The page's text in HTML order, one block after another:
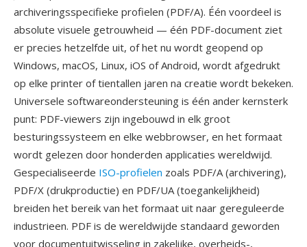
archiveringsspecifieke profielen (PDF/A). Één voordeel is
absolute visuele getrouwheid — één PDF-document ziet
er precies hetzelfde uit, of het nu wordt geopend op
Windows, macOS, Linux, iOS of Android, wordt afgedrukt
op elke printer of tientallen jaren na creatie wordt bekeken.
Universele softwareondersteuning is één ander kernsterk
punt: PDF-viewers zijn ingebouwd in elk groot
besturingssysteem en elke webbrowser, en het formaat
wordt gelezen door honderden applicaties wereldwijd.
Gespecialiseerde ISO-profielen zoals PDF/A (archivering),
PDF/X (drukproductie) en PDF/UA (toegankelijkheid)
breiden het bereik van het formaat uit naar gereguleerde
industrieen. PDF is de wereldwijde standaard geworden
voor documentuitwisseling in zakelijke, overheids-,